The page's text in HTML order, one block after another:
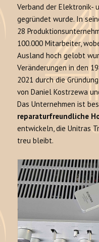
Verband der Elektronik-
gegründet wurde. In
28
100.000 Mitarbeiter,
Ausland hoch gelobt
Veränderungen in den
2021 durch die
von Daniel Kostrzewa
Das Unternehmen ist
reparaturfreundliche
entwickeln, die Unitras
treu bleibt.